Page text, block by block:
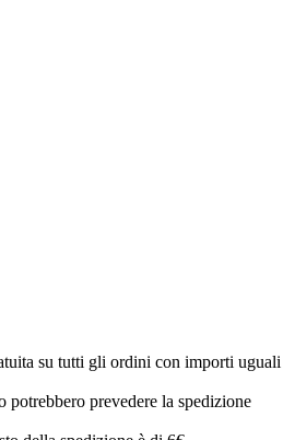
su tutti gli ordini con importi uguali
prevedere la spedizione